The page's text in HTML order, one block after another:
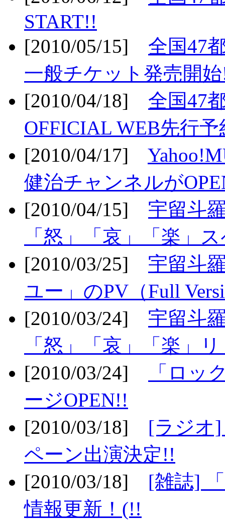
START!!
[2010/05/15] 全国47
一般チケット発売開
[2010/04/18] 全国47
OFFICIAL WEB先行
[2010/04/17]
健治チャンネルが
[2010/04/15] 宇留斗
「怒」「哀」「楽」
[2010/03/25] 宇留斗
ユー」のPV（Full
[2010/03/24] 宇留斗
「怒」「哀」「楽」
[2010/03/24]
「ロッ
ージOPEN!!
[2010/03/18] [ラジオ
ペーン出演決定!!
[2010/03/18] [雑誌]
情報更新！(!!